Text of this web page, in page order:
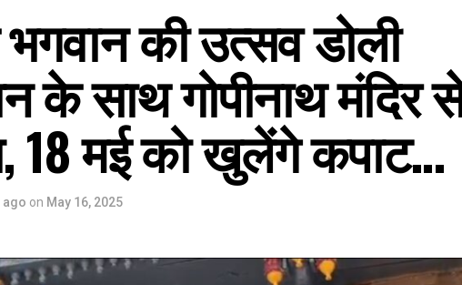
की उत्सव डोली
के साथ गोपीनाथ मंदिर
18 मई को खुलेंगे कपाट…
ago on May 16, 2025